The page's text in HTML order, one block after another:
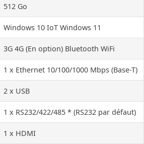
512 Go
Windows 10 IoT Windows 11
3G 4G (En option) Bluetooth WiFi
1 x Ethernet 10/100/1000 Mbps (Base-T)
2 x USB
1 x RS232/422/485 * (RS232 par défaut)
1 x HDMI